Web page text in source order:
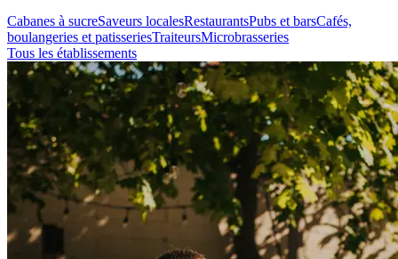
Cabanes à sucreSaveurs localesRestaurantsPubs et barsCafés,
boulangeries et patisseriesTraiteursMicrobrasseries
Tous les établissements